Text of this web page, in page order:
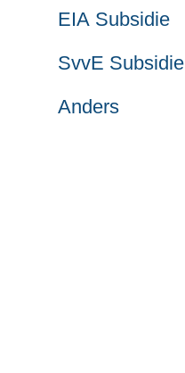
EIA Subsidie
SvvE Subsidie
Anders